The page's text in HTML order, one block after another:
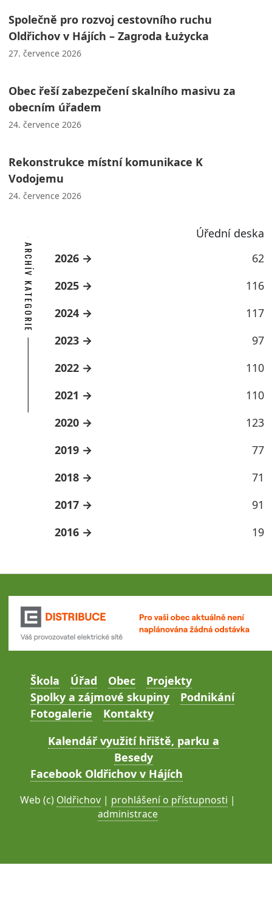
Společně pro rozvoj cestovního ruchu
Oldřichov v Hájích – Zagroda Łużycka
27. července 2026
Obec řeší zabezpečení skalního masivu za
obecním úřadem
24. července 2026
Rekonstrukce místní komunikace K
Vodojemu
24. července 2026
Úřední deska
ARCHÍV KATEGORIE 2026
62
2025
116
2024
117
2023
97
2022
110
2021
110
2020
123
2019
77
2018
71
2017
91
2016
19
Škola Úřad Obec
Projekty
Spolky a zájmové skupiny
Podnikání
Fotogalerie
Kontakty
Kalendář využití hřiště, parku a
Besedy
Facebook Oldřichov v Hájích
Web (c) Oldřichov | prohlášení o přístupnosti |
administrace